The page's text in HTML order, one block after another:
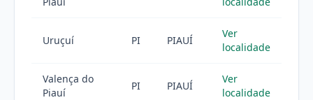
Uruçuí PI PIAUÍ
Ver
localidade
Valença do
Piauí
PI PIAUÍ
Ver
localidade